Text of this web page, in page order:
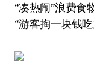
“凑热闹”浪费食
“游客掏一块钱吃